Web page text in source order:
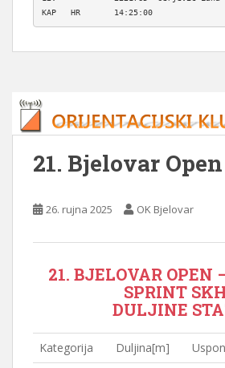
21. Bjelovar
26. rujna 2025 OK Bjelovar
21. BJELOVAR OPEN
SPRINT
DULJINE
Kategorija Duljina[m]